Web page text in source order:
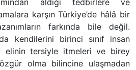
aldığı tedbirlere ve
karşın Türkiye’de hâlâ bir
farkında bile değil.
kendilerini birinci sınıf insan
elinin tersiyle itmeleri ve birey
olma bilincine ulaşmadan